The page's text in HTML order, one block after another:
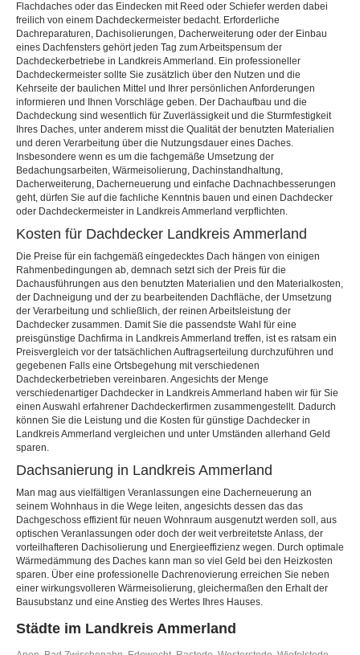
Flachdaches oder das Eindecken mit Reed oder Schiefer werden dabei
freilich von einem Dachdeckermeister bedacht. Erforderliche
Dachreparaturen, Dachisolierungen, Dacherweiterung oder der Einbau
eines Dachfensters gehört jeden Tag zum Arbeitspensum der
Dachdeckerbetriebe in Landkreis Ammerland. Ein professioneller
Dachdeckermeister sollte Sie zusätzlich über den Nutzen und die
Kehrseite der baulichen Mittel und Ihrer persönlichen Anforderungen
informieren und Ihnen Vorschläge geben. Der Dachaufbau und die
Dachdeckung sind wesentlich für Zuverlässigkeit und die Sturmfestigkeit
Ihres Daches, unter anderem misst die Qualität der benutzten Materialien
und deren Verarbeitung über die Nutzungsdauer eines Daches.
Insbesondere wenn es um die fachgemäße Umsetzung der
Bedachungsarbeiten, Wärmeisolierung, Dachinstandhaltung,
Dacherweiterung, Dacherneuerung und einfache Dachnachbesserungen
geht, dürfen Sie auf die fachliche Kenntnis bauen und einen Dachdecker
oder Dachdeckermeister in Landkreis Ammerland verpflichten.
Kosten für Dachdecker Landkreis Ammerland
Die Preise für ein fachgemäß eingedecktes Dach hängen von einigen
Rahmenbedingungen ab, demnach setzt sich der Preis für die
Dachausführungen aus den benutzten Materialien und den Materialkosten,
der Dachneigung und der zu bearbeitenden Dachfläche, der Umsetzung
der Verarbeitung und schließlich, der reinen Arbeitsleistung der
Dachdecker zusammen. Damit Sie die passendste Wahl für eine
preisgünstige Dachfirma in Landkreis Ammerland treffen, ist es ratsam ein
Preisvergleich vor der tatsächlichen Auftragserteilung durchzuführen und
gegebenen Falls eine Ortsbegehung mit verschiedenen
Dachdeckerbetrieben vereinbaren. Angesichts der Menge
verschiedenartiger Dachdecker in Landkreis Ammerland haben wir für Sie
einen Auswahl erfahrener Dachdeckerfirmen zusammengestellt. Dadurch
können Sie die Leistung und die Kosten für günstige Dachdecker in
Landkreis Ammerland vergleichen und unter Umständen allerhand Geld
sparen.
Dachsanierung in Landkreis Ammerland
Man mag aus vielfältigen Veranlassungen eine Dacherneuerung an
seinem Wohnhaus in die Wege leiten, angesichts dessen das das
Dachgeschoss effizient für neuen Wohnraum ausgenutzt werden soll, aus
optischen Veranlassungen oder doch der weit verbreitetste Anlass, der
vorteilhafteren Dachisolierung und Energieeffizienz wegen. Durch optimale
Wärmedämmung des Daches kann man so viel Geld bei den Heizkosten
sparen. Über eine professionelle Dachrenovierung erreichen Sie neben
einer wirkungsvolleren Wärmeisolierung, gleichermaßen den Erhalt der
Bausubstanz und eine Anstieg des Wertes Ihres Hauses.
Städte im Landkreis Ammerland